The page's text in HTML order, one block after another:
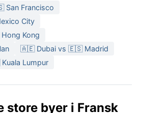
Francisco
City
Kong
🇦🇪 Dubai vs 🇪🇸 Madrid
Lumpur
store byer i Fransk